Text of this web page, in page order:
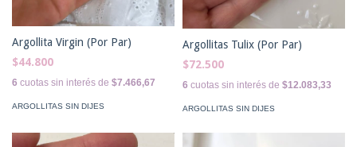
Argollita Virgin (Por Par)
$44.800
6 cuotas sin interés de $7.466,67
ARGOLLITAS SIN DIJES
Argollitas Tulix (Por Par)
$72.500
6 cuotas sin interés de $12.083,33
ARGOLLITAS SIN DIJES